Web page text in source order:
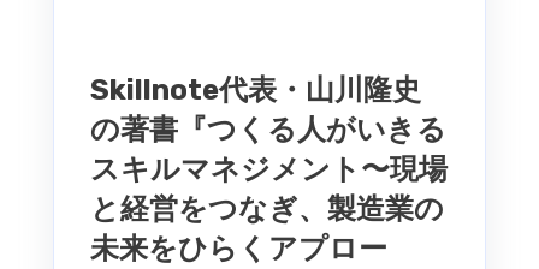
Skillnote代表・山川隆史
の著書『つくる人がいきる
スキルマネジメント〜現場
と経営をつなぎ、製造業の
未来をひらくアプロー